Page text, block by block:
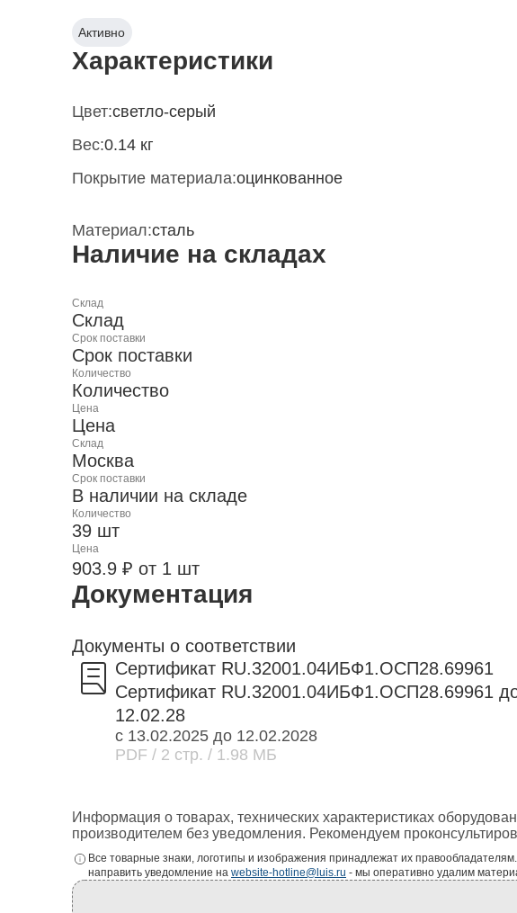
Активно
Характеристики
Цвет:светло-серый
Вес:0.14 кг
Покрытие материала:оцинкованное
Материал:сталь
Наличие на складах
Склад
Склад
Срок поставки
Срок поставки
Количество
Количество
Цена
Цена
Склад
Москва
Срок поставки
В наличии на складе
Количество
39 шт
Цена
903.9 ₽ от 1 шт
Документация
Документы о соответствии
Сертификат RU.32001.04ИБФ1.ОСП28.69961
Сертификат RU.32001.04ИБФ1.ОСП28.69961
12.02.28
с 13.02.2025 до 12.02.2028
PDF / 2 стр. / 1.98 МБ
Информация о товарах, технических характеристиках
производителем без уведомления. Рекомендуем
Все товарные знаки, логотипы и изображения принадлежат их
направить уведомление на website-hotline@luis.ru - мы оперативно удалим